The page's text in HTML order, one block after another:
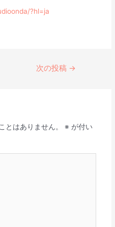
?hl=ja
次の投稿 →
とはありません。 ※ が付い